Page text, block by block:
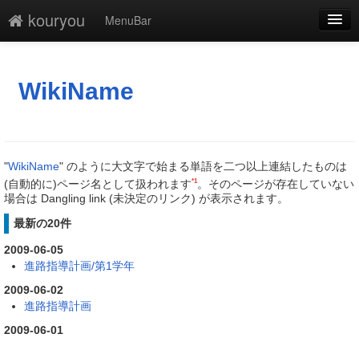
kouryou
MenuBar
添付
最終更新
単語検索
WikiName
"WikiName" のように大文字で始まる単語を二つ以上連結したものは
(自動的に)ページ名として扱われます*1。そのページが存在していない
場合は Dangling link (未決定のリンク) が表示されます。
最新の20件
2009-06-05
進路指導計画/第1学年
2009-06-02
進路指導計画
2009-06-01